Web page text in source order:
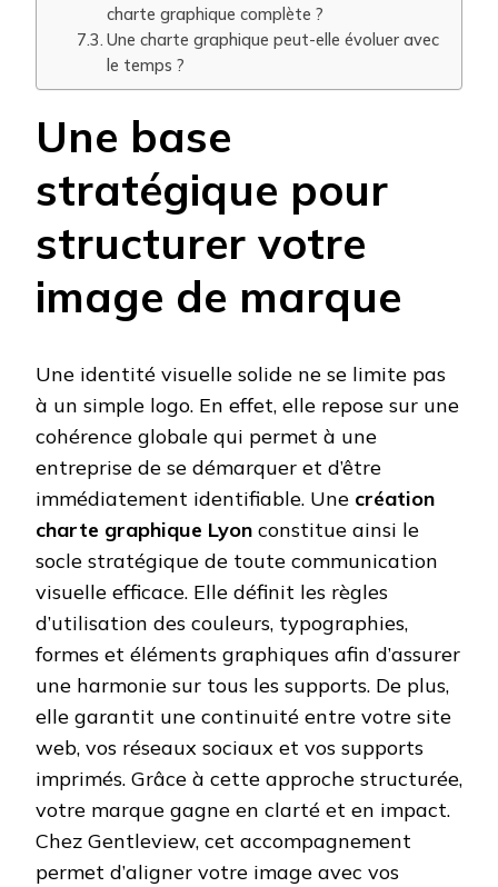
charte graphique complète ?
Une charte graphique peut-elle évoluer avec
le temps ?
Une base
stratégique pour
structurer votre
image de marque
Une identité visuelle solide ne se limite pas
à un simple logo. En effet, elle repose sur une
cohérence globale qui permet à une
entreprise de se démarquer et d’être
immédiatement identifiable. Une création
charte graphique Lyon constitue ainsi le
socle stratégique de toute communication
visuelle efficace. Elle définit les règles
d’utilisation des couleurs, typographies,
formes et éléments graphiques afin d’assurer
une harmonie sur tous les supports. De plus,
elle garantit une continuité entre votre site
web, vos réseaux sociaux et vos supports
imprimés. Grâce à cette approche structurée,
votre marque gagne en clarté et en impact.
Chez Gentleview, cet accompagnement
permet d’aligner votre image avec vos